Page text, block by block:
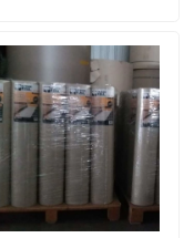
معلومات عنا
جولة في المعمل
مراقبة الجودة